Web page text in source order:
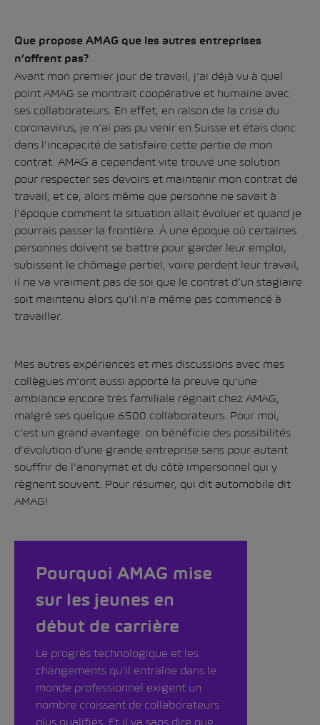
Que propose AMAG que les autres entreprises
n’offrent pas?
Avant mon premier jour de travail, j’ai déjà vu à quel
point AMAG se montrait coopérative et humaine avec
ses collaborateurs. En effet, en raison de la crise du
coronavirus, je n’ai pas pu venir en Suisse et étais donc
dans l’incapacité de satisfaire cette partie de mon
contrat. AMAG a cependant vite trouvé une solution
pour respecter ses devoirs et maintenir mon contrat de
travail; et ce, alors même que personne ne savait à
l’époque comment la situation allait évoluer et quand je
pourrais passer la frontière. À une époque où certaines
personnes doivent se battre pour garder leur emploi,
subissent le chômage partiel, voire perdent leur travail,
il ne va vraiment pas de soi que le contrat d’un stagiaire
soit maintenu alors qu’il n’a même pas commencé à
travailler.
Mes autres expériences et mes discussions avec mes
collègues m’ont aussi apporté la preuve qu’une
ambiance encore très familiale régnait chez AMAG,
malgré ses quelque 6500 collaborateurs. Pour moi,
c’est un grand avantage: on bénéficie des possibilités
d’évolution d’une grande entreprise sans pour autant
souffrir de l’anonymat et du côté impersonnel qui y
règnent souvent. Pour résumer, qui dit automobile dit
AMAG!
Pourquoi AMAG mise
sur les jeunes en
début de carrière
Le progrès technologique et les
changements qu’il entraîne dans le
monde professionnel exigent un
nombre croissant de collaborateurs
plus qualifiés. Et il va sans dire que